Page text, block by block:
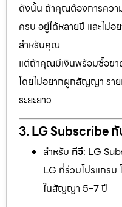
ดังนั้น ถ้าคุณต้องการควา
ครบ อยู่ได้หลายปี และไม่
สำหรับคุณ
แต่ถ้าคุณมีเงินพร้อมซื้อขา
โดยไม่อยากผูกสัญญา ราย
ระยะยาว
3. LG Subscribe
สำหรับ ทีวี: LG
LG ที่ร่วมโปรแกรม
ในสัญญา 5–7 ปี